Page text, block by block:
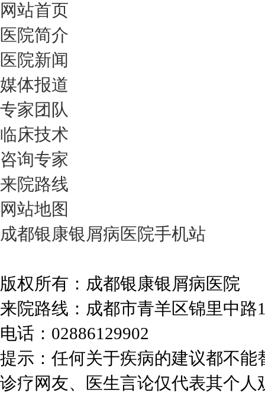
网站首页
医院简介
医院新闻
媒体报道
专家团队
临床技术
咨询专家
来院路线
网站地图
成都银康银屑病医院手机站
版权所有：成都银康银屑病医院
来院路线：成都市青羊区锦里中
电话：02886129902
提示：任何关于疾病的建议都不
诊疗网友、医生言论仅代表其个